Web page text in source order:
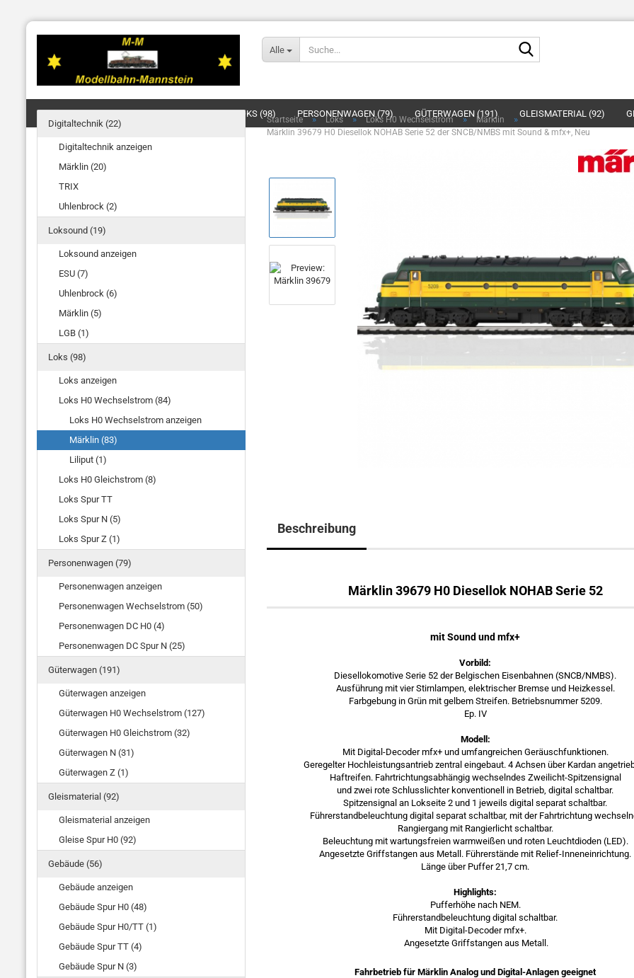
Alle
LOKS (98) PERSONENWAGEN (79) GÜTERWAGEN (191) GLEISMATERIAL (92)
BELEUCHTUNG/SIGNALE/OBERLEITUNG (4)
Startseite » Loks » Loks H0 Wechselstrom » Märklin »
Märklin 39679 H0 Diesellok NOHAB Serie 52 der SNCB/NMBS mit Sound & mfx+, Neu
Beschreibung
Märklin 39679 H0 Diesellok NOHAB Serie 52
mit Sound und mfx+
Vorbild:
Diesellokomotive Serie 52 der Belgischen Eisenbahnen (SNCB/NMBS).
Ausführung mit vier Stirnlampen, elektrischer Bremse und Heizkessel.
Farbgebung in Grün mit gelbem Streifen. Betriebsnummer 5209.
Ep. IV
Modell:
Mit Digital-Decoder mfx+ und umfangreichen Geräuschfunktionen.
Geregelter Hochleistungsantrieb zentral eingebaut. 4 Achsen über Kardan
Haftreifen. Fahrtrichtungsabhängig wechselndes Zweilicht-Spitzensignal
und zwei rote Schlusslichter konventionell in Betrieb, digital schaltbar.
Spitzensignal an Lokseite 2 und 1 jeweils digital separat schaltbar.
Führerstandbeleuchtung digital separat schaltbar, mit der Fahrtrichtung
Rangiergang mit Rangierlicht schaltbar.
Beleuchtung mit wartungsfreien warmweißen und roten Leuchtdioden (LED).
Angesetzte Griffstangen aus Metall. Führerstände mit Relief-Inneneinrichtung.
Länge über Puffer 21,7 cm.
Highlights:
Pufferhöhe nach NEM.
Führerstandbeleuchtung digital schaltbar.
Mit Digital-Decoder mfx+.
Angesetzte Griffstangen aus Metall.
Fahrbetrieb für Märklin Analog und Digital-Anlagen geeignet
Digitaltechnik (22)
Digitaltechnik anzeigen
Märklin (20)
TRIX
Uhlenbrock (2)
Loksound (19)
Loksound anzeigen
ESU (7)
Uhlenbrock (6)
Märklin (5)
LGB (1)
Loks (98)
Loks anzeigen
Loks H0 Wechselstrom (84)
Loks H0 Wechselstrom anzeigen
Märklin (83)
Liliput (1)
Loks H0 Gleichstrom (8)
Loks Spur TT
Loks Spur N (5)
Loks Spur Z (1)
Personenwagen (79)
Personenwagen anzeigen
Personenwagen Wechselstrom (50)
Personenwagen DC H0 (4)
Personenwagen DC Spur N (25)
Güterwagen (191)
Güterwagen anzeigen
Güterwagen H0 Wechselstrom (127)
Güterwagen H0 Gleichstrom (32)
Güterwagen N (31)
Güterwagen Z (1)
Gleismaterial (92)
Gleismaterial anzeigen
Gleise Spur H0 (92)
Gebäude (56)
Gebäude anzeigen
Gebäude Spur H0 (48)
Gebäude Spur H0/TT (1)
Gebäude Spur TT (4)
Gebäude Spur N (3)